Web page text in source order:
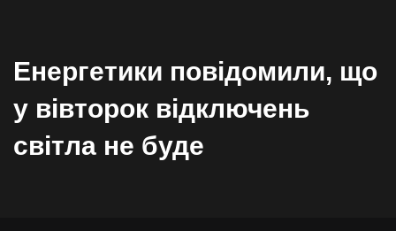
Енергетики повідомили, що
у вівторок відключень
світла не буде